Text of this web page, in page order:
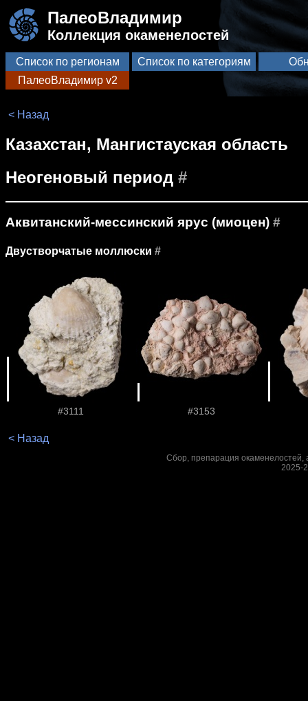
ПалеоВладимир
Коллекция окаменелостей
Список по регионам Список по категориям
ПалеоВладимир v2
< Назад
Казахстан, Мангистауская область
Неогеновый период #
Аквитанский-мессинский ярус (миоцен) #
Двустворчатые моллюски #
#3111 #3153
< Назад
Сбор, препарация окаменелостей,
2025-